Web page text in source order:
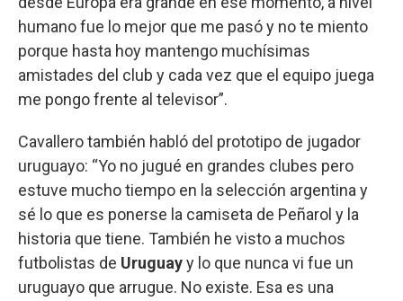
humano fue lo mejor que me pasó y no te miento
porque hasta hoy mantengo muchísimas
amistades del club y cada vez que el equipo juega
me pongo frente al televisor”.
Cavallero también habló del prototipo de jugador
uruguayo: “Yo no jugué en grandes clubes pero
estuve mucho tiempo en la selección argentina y
sé lo que es ponerse la camiseta de Peñarol y la
historia que tiene. También he visto a muchos
futbolistas de Uruguayy lo que nunca vi fue un
uruguayo que arrugue. No existe. Esa es una